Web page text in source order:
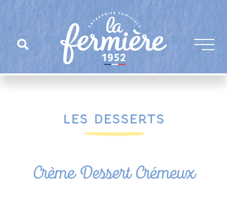
Les Desserts
Crème Dessert Crémeux